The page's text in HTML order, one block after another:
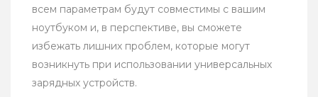
всем параметрам будут совместимы с вашим
ноутбуком и, в перспективе, вы сможете
избежать лишних проблем, которые могут
возникнуть при использовании универсальных
зарядных устройств.